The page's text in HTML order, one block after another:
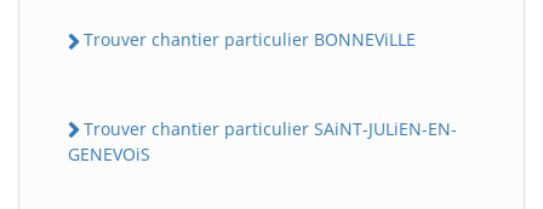
Trouver chantier particulier BONNEViLLE
Trouver chantier particulier SAiNT-JULiEN-EN-
GENEVOiS